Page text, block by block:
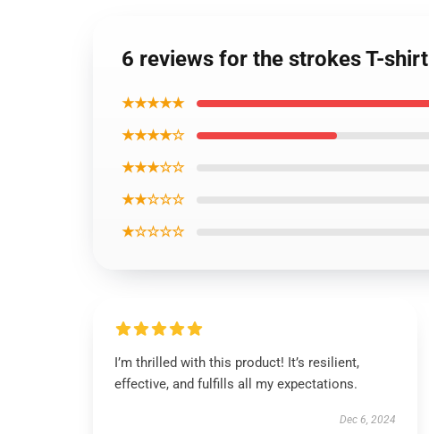
6 reviews for the strokes T-
★★★★★
★★★★☆
★★★☆☆
★★☆☆☆
★☆☆☆☆
I’m thrilled with this product! It’s resilient,
effective, and fulfills all my expectations.
Dec 6, 2024